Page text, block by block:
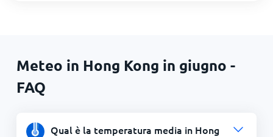
Meteo in Hong Kong in giugno -
FAQ
Qual è la temperatura media in Hong